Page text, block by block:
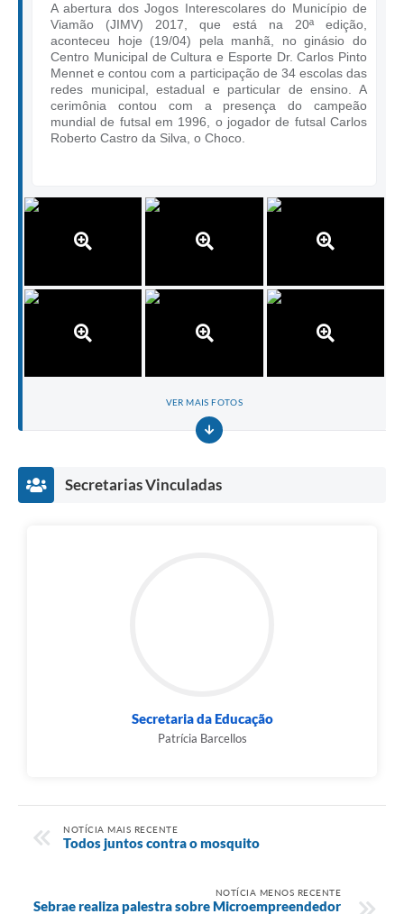
A abertura dos Jogos Interescolares do Município de
Viamão (JIMV) 2017, que está na 20ª edição,
aconteceu hoje (19/04) pela manhã, no ginásio do
Centro Municipal de Cultura e Esporte Dr. Carlos Pinto
Mennet e contou com a participação de 34 escolas das
redes municipal, estadual e particular de ensino. A
cerimônia contou com a presença do campeão
mundial de futsal em 1996, o jogador de futsal Carlos
Roberto Castro da Silva, o Choco.
VER MAIS FOTOS
Secretarias Vinculadas
Secretaria da Educação
Patrícia Barcellos
NOTÍCIA MAIS RECENTE
Todos juntos contra o mosquito
NOTÍCIA MENOS RECENTE
Sebrae realiza palestra sobre Microempreendedor